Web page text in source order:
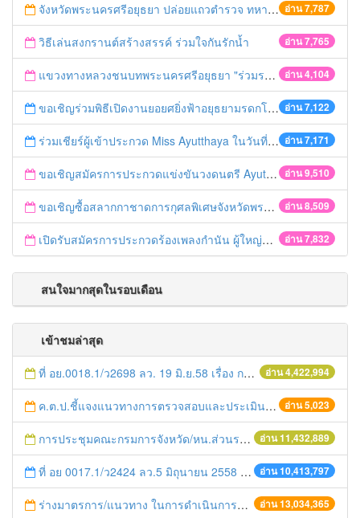
อ่าน 7,787
จังหวัดพระนครศรีอยุธยา ปล่อยแถวตำรวจ ทหาร ฝ่ายปกครอง กว่า 100 นาย ตรวจเข้มท่ารถสาธารณะ สถานีขนส่งรถโดยสาร วินรถตู้ และสถานีรถไฟ เตรียมรับมือเทศกาลสงกรานต์
อ่าน 7,765
วิธีเล่นสงกรานต์สร้างสรรค์ ร่วมใจกันรักน้ำ
อ่าน 4,104
แขวงทางหลวงชนบทพระนครศรีอยุธยา "ร่วมรณรงค์ ขับช้า เปิดไฟหน้า คาดเข็มขัด" เทศกาลสงกรานต์ ปี 2561
อ่าน 7,122
ขอเชิญร่วมพิธีเปิดงานยอยศยิ่งฟ้าอยุธยามรดกโลก
อ่าน 7,171
ร่วมเชียร์ผู้เข้าประกวด Miss Ayutthaya ในวันที่ 15 ธันวาคม 2560
อ่าน 9,510
ขอเชิญสมัครการประกวดแข่งขันวงดนตรี Ayutthaya battle of the bands
อ่าน 8,509
ขอเชิญซื้อสลากกาชาดการกุศลพิเศษจังหวัดพระนครศรีอยุธยา 2560
อ่าน 7,832
เปิดรับสมัครการประกวดร้องเพลงกำนัน ผู้ใหญ่บ้าน ฯลฯ
สนใจมากสุดในรอบเดือน
เข้าชมล่าสุด
อ่าน 4,422,994
ที่ อย.0018.1/ว2698 ลว. 19 มิ.ย.58 เรื่อง การแก้ไขปัญหาหนี้สินให้แก่เกษตรกร
อ่าน 5,023
ค.ต.ป.ชี้แจงแนวทางการตรวจสอบและประเมินผลภาคราชการ ประจำปีงบประมาณ พ.ศ. 2559
อ่าน 11,432,889
การประชุมคณะกรมการจังหวัด/หน.ส่วนราชการประจำเดือน มิถุนายน 2558
อ่าน 10,413,797
ที่ อย 0017.1/ว2424 ลว.5 มิถุนายน 2558 เรื่อง แจ้งกำหนดตรวจประเมินและให้คะแนนหน่วยงานที่สมัครเข้าร่วมโครงการพัฒนาหน่วยงานต้นแบบในการจัดตั้งศูนย์ข้อมูลข่าวสารของราชการฯ ประจำปีงบประมาณ พ.ศ. 2558
อ่าน 13,034,365
ร่างมาตรการ/แนวทาง ในการดำเนินการประกอบการตรวจราชการแบบบูรณาการ